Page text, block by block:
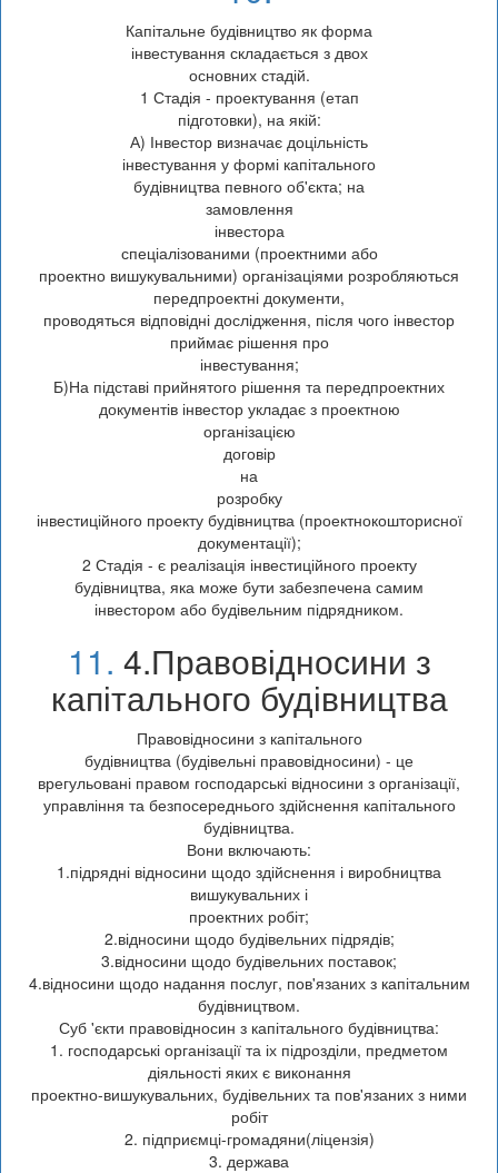
Капітальне будівництво як форма
інвестування складається з двох
основних стадій.
1 Стадія - проектування (етап
підготовки), на якій:
А) Інвестор визначає доцільність
інвестування у формі капітального
будівництва певного об'єкта; на
замовлення
інвестора
спеціалізованими (проектними або
проектно вишукувальними) організаціями розробляються
передпроектні документи,
проводяться відповідні дослідження, після чого інвестор
приймає рішення про
інвестування;
Б)На підставі прийнятого рішення та передпроектних
документів інвестор укладає з проектною
організацією
договір
на
розробку
інвестиційного проекту будівництва (проектнокошторисної
документації);
2 Стадія - є реалізація інвестиційного проекту
будівництва, яка може бути забезпечена самим
інвестором або будівельним підрядником.
11. 4.Правовідносини з
капітального будівництва
Правовідносини з капітального
будівництва (будівельні правовідносини) - це
врегульовані правом господарські відносини з організації,
управління та безпосереднього здійснення капітального
будівництва.
Вони включають:
1.підрядні відносини щодо здійснення і виробництва
вишукувальних і
проектних робіт;
2.відносини щодо будівельних підрядів;
3.відносини щодо будівельних поставок;
4.відносини щодо надання послуг, пов'язаних з капітальним
будівництвом.
Суб 'єкти правовідносин з капітального будівництва:
1. господарські організації та іх підрозділи, предметом
діяльності яких є виконання
проектно-вишукувальних, будівельних та пов'язаних з ними
робіт
2. підприємці-громадяни(ліцензія)
3. держава